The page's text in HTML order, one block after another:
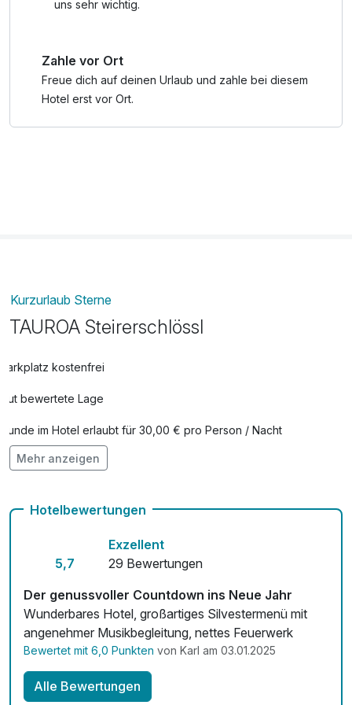
Der Schlafbereich ist mit einem 2,00 x 2,00 m großem
eine Oase aus Marmor und Glas. Spüren Sie das
einzigartige Flair der Jugendstilepoche verbunden mit
modernstem Hotelkomfort.
uns sehr wichtig.
Zahle vor Ort
Freue dich auf deinen Urlaub und zahle bei diesem
Hotel erst vor Ort.
Kurzurlaub Sterne
TAUROA Steirerschlössl
Parkplatz kostenfrei
Gut bewertete Lage
Hunde im Hotel erlaubt für 30,00 € pro Person / Nacht
kostenfreie Leihfahrräder
Mit Hotelbar
Mehr anzeigen
Hotelbewertungen
5,7
Exzellent
29 Bewertungen
Der genussvoller Countdown ins Neue Jahr
Wunderbares Hotel, großartiges Silvestermenü mit
angenehmer Musikbegleitung, nettes Feuerwerk
Bewertet mit 6,0 Punkten von Karl am 03.01.2025
Alle Bewertungen